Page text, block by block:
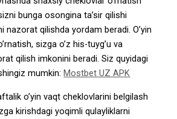
bunga osongina ta’sir qilishi
nazorat qilishda yordam beradi. O’yin
sizga o’z his-tuyg’u va
qilish imkonini beradi. Siz quyidagi
mumkin:Mostbet UZ APK
o’yin vaqt cheklovlarini belgilash
kirishdagi yoqimli qulayliklarni